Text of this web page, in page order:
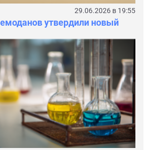
29.06.2026 в 19:55
утвердили новый